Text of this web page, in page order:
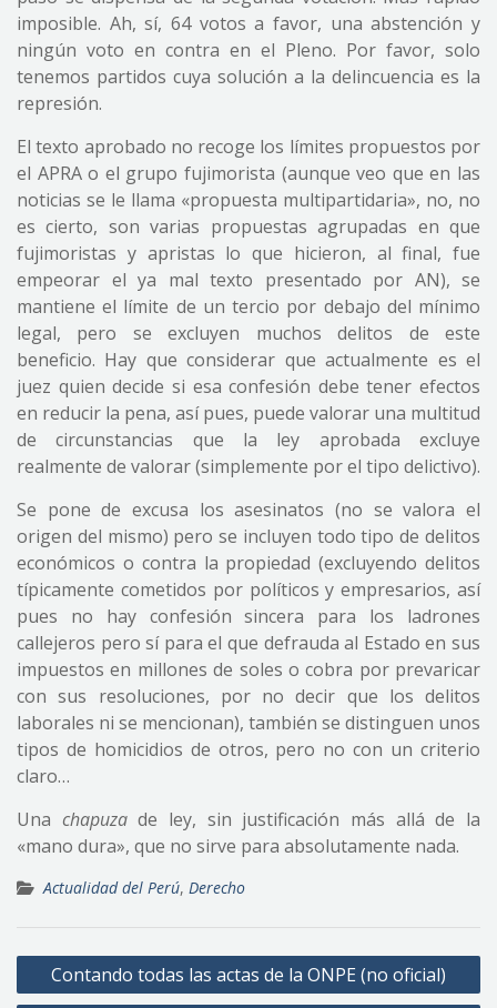
imposible. Ah, sí, 64 votos a favor, una abstención y
ningún voto en contra en el Pleno. Por favor, solo
tenemos partidos cuya solución a la delincuencia es la
represión.
El texto aprobado no recoge los límites propuestos por
el APRA o el grupo fujimorista (aunque veo que en las
noticias se le llama «propuesta multipartidaria», no, no
es cierto, son varias propuestas agrupadas en que
fujimoristas y apristas lo que hicieron, al final, fue
empeorar el ya mal texto presentado por AN), se
mantiene el límite de un tercio por debajo del mínimo
legal, pero se excluyen muchos delitos de este
beneficio. Hay que considerar que actualmente es el
juez quien decide si esa confesión debe tener efectos
en reducir la pena, así pues, puede valorar una multitud
de circunstancias que la ley aprobada excluye
realmente de valorar (simplemente por el tipo delictivo).
Se pone de excusa los asesinatos (no se valora el
origen del mismo) pero se incluyen todo tipo de delitos
económicos o contra la propiedad (excluyendo delitos
típicamente cometidos por políticos y empresarios, así
pues no hay confesión sincera para los ladrones
callejeros pero sí para el que defrauda al Estado en sus
impuestos en millones de soles o cobra por prevaricar
con sus resoluciones, por no decir que los delitos
laborales ni se mencionan), también se distinguen unos
tipos de homicidios de otros, pero no con un criterio
claro…
Una chapuzade ley, sin justificación más allá de la
«mano dura», que no sirve para absolutamente nada.
Actualidad del Perú, Derecho
Navegación
de
Contando todas las actas de la ONPE (no oficial)